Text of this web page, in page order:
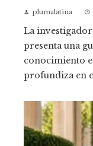
plumalatina
La
presenta una
conocimiento
profundiza en